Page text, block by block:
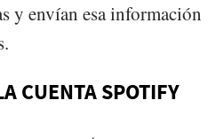
y envían esa información
CUENTA SPOTIFY